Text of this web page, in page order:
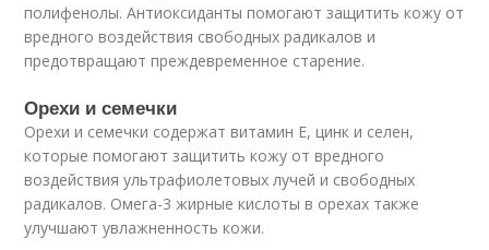
полифенолы. Антиоксиданты помогают защитить кожу от
вредного воздействия свободных радикалов и
предотвращают преждевременное старение.
Орехи и семечки
Орехи и семечки содержат витамин E, цинк и селен,
которые помогают защитить кожу от вредного
воздействия ультрафиолетовых лучей и свободных
радикалов. Омега-3 жирные кислоты в орехах также
улучшают увлажненность кожи.